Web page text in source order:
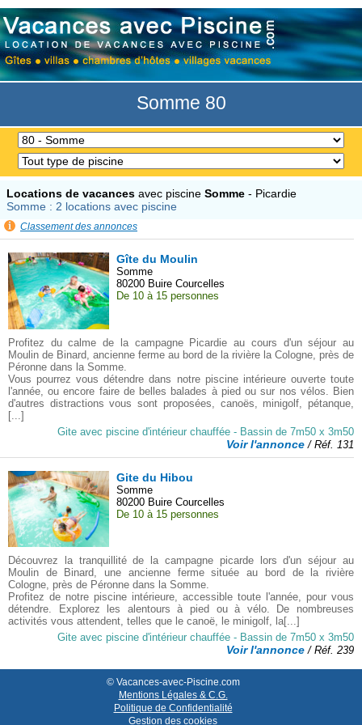
Somme 80
Locations de vacances avec piscine Somme - Picardie
Somme : 2 locations avec piscine
Classement des annonces
Gîte du Moulin
Somme
80200 Buire Courcelles
De 10 à 15 personnes
Profitez du calme de la campagne Picardie au cours d'un séjour au
Moulin de Binard, ancienne ferme au bord de la rivière la Cologne, près de
Péronne dans la Somme.
Vous pourrez vous détendre dans notre piscine intérieure ouverte toute
l'année, ou encore faire de belles balades à pied ou sur nos vélos. Bien
d'autres distractions vous sont proposées, canoës, minigolf, pétanque,
[...]
Gite avec piscine d'intérieur chauffée - Bassin de 7m50 x 3m50
Voir l'annonce / Réf. 131
Gite du Hibou
Somme
80200 Buire Courcelles
De 10 à 15 personnes
Découvrez la tranquillité de la campagne picarde lors d'un séjour au
Moulin de Binard, une ancienne ferme située au bord de la rivière
Cologne, près de Péronne dans la Somme.
Profitez de notre piscine intérieure, accessible toute l'année, pour vous
détendre. Explorez les alentours à pied ou à vélo. De nombreuses
activités vous attendent, telles que le canoë, le minigolf, la[...]
Gite avec piscine d'intérieur chauffée - Bassin de 7m50 x 3m50
Voir l'annonce / Réf. 239
© Vacances-avec-Piscine.com
Mentions Légales & C.G.
Politique de Confidentialité
Gestion des cookies